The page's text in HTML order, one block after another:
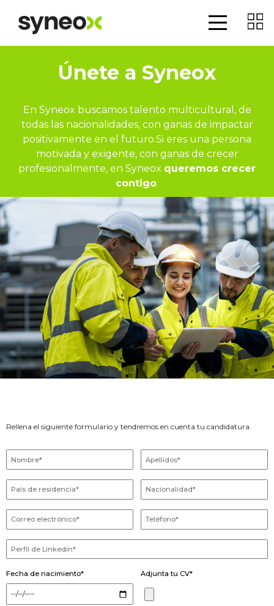
Únete a Syneox
En Syneox buscamos talento multicultural, de
todas las nacionalidades, con ganas de impactar
positivamente en el futuro.Si eres una persona
motivada y exigente, con ganas de crecer
profesionalmente, en Syneox queremos crecer
contigo.
Rellena el siguiente formulario y tendremos en cuenta tu candidatura.
Fecha de nacimiento* Adjunta tu CV*